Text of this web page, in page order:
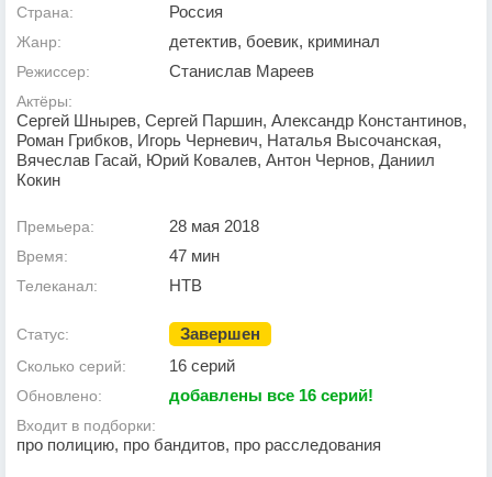
Страна: Россия
Жанр: детектив, боевик, криминал
Режиссер: Станислав Мареев
Актёры:
Сергей Шнырев, Сергей Паршин, Александр Константинов,
Роман Грибков, Игорь Черневич, Наталья Высочанская,
Вячеслав Гасай, Юрий Ковалев, Антон Чернов, Даниил
Кокин
Премьера: 28 мая 2018
Время: 47 мин
Телеканал: НТВ
Статус: Завершен
Сколько серий: 16 серий
Обновлено: добавлены все 16 серий!
Входит в подборки:
про полицию, про бандитов, про расследования